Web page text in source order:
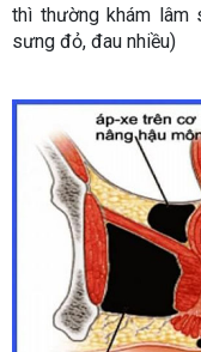
thì thường khám lâm
sưng đỏ, đau nhiều)